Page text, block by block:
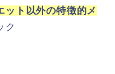
ット以外の特徴的メ
ク